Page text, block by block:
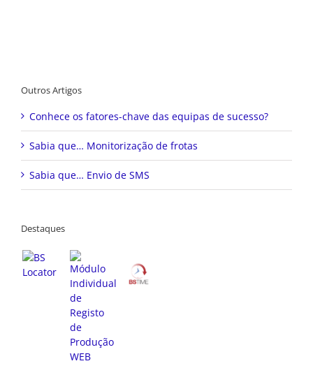
Outros Artigos
Conhece os fatores-chave das equipas de sucesso?
Sabia que… Monitorização de frotas
Sabia que… Envio de SMS
Destaques